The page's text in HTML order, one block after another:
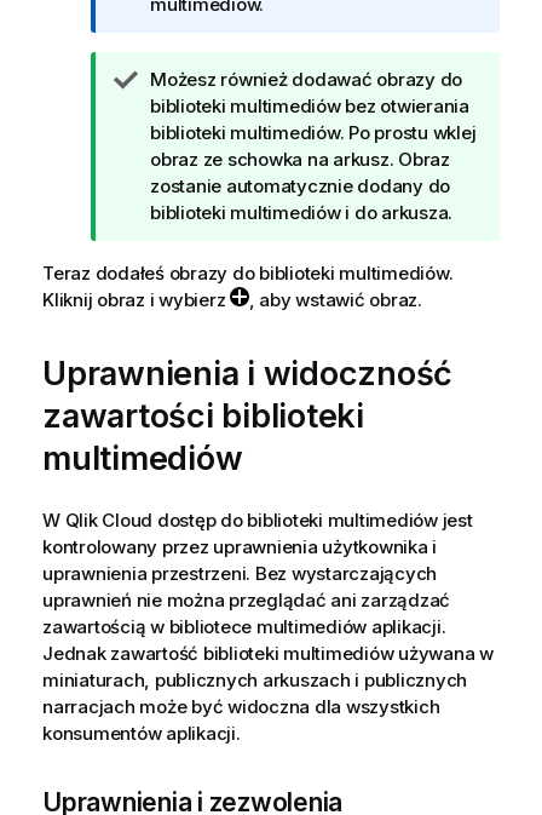
m
a
c
j
a
W
s
k
a
z
ó
k
a
Możesz również dodawać obrazy do
biblioteki multimediów bez otwierania
biblioteki multimediów. Po prostu wklej
obraz ze schowka na arkusz. Obraz
zostanie automatycznie dodany do
biblioteki multimediów i do arkusza.
Teraz dodałeś obrazy do biblioteki multimediów.
Kliknij obraz i wybierz
, aby wstawić obraz.
Uprawnienia i widoczność
zawartości biblioteki
multimediów
W Qlik Cloud dostęp do biblioteki multimediów jest
kontrolowany przez uprawnienia użytkownika i
uprawnienia przestrzeni. Bez wystarczających
uprawnień nie można przeglądać ani zarządzać
zawartością w bibliotece multimediów aplikacji.
Jednak zawartość biblioteki multimediów używana w
miniaturach, publicznych arkuszach i publicznych
narracjach może być widoczna dla wszystkich
konsumentów aplikacji.
Uprawnienia i zezwolenia